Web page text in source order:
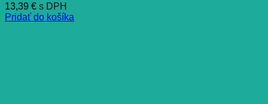
13,39 € s DPH
Pridať do košíka